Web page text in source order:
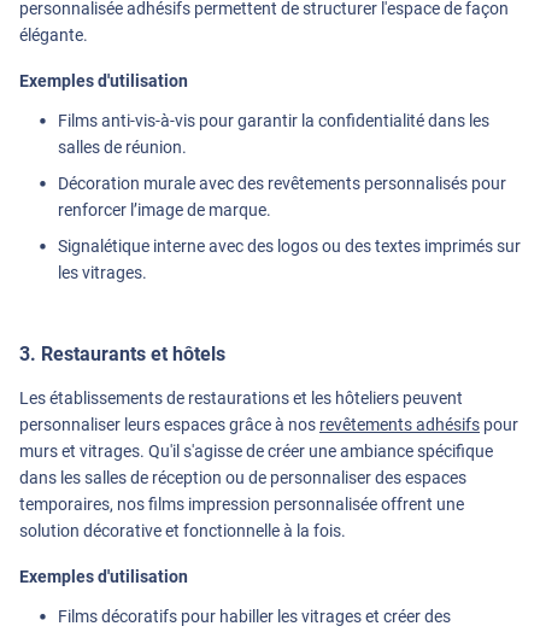
personnalisée adhésifs permettent de structurer l'espace de façon
élégante.
Exemples d'utilisation
Films anti-vis-à-vis pour garantir la confidentialité dans les
salles de réunion.
Décoration murale avec des revêtements personnalisés pour
renforcer l’image de marque.
Signalétique interne avec des logos ou des textes imprimés sur
les vitrages.
3. Restaurants et hôtels
Les établissements de restaurations et les hôteliers peuvent
personnaliser leurs espaces grâce à nos revêtements adhésifs pour
murs et vitrages. Qu'il s'agisse de créer une ambiance spécifique
dans les salles de réception ou de personnaliser des espaces
temporaires, nos films impression personnalisée offrent une
solution décorative et fonctionnelle à la fois.
Exemples d'utilisation
Films décoratifs pour habiller les vitrages et créer des